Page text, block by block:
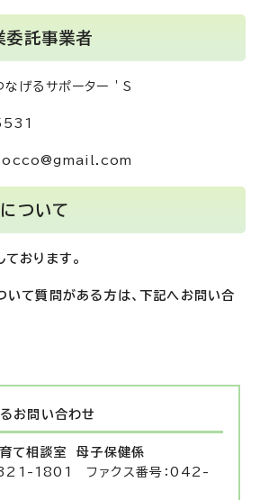
委託事業者
げるサポーター＇S
ついて
おります。
いて質問がある方は、下記へお問い合
お問い合わせ
て相談室
母子保健係
1801 ファクス番号：042-